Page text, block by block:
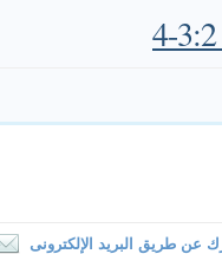
عن طريق البريد الإلكترونى